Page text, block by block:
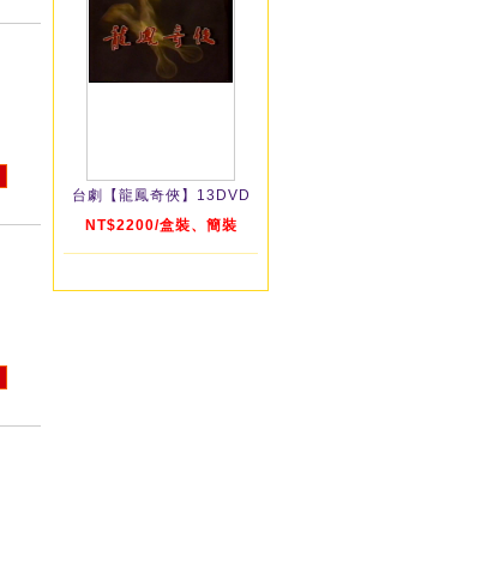
台劇【龍鳳奇俠】13DVD
NT$2200/盒裝、簡裝